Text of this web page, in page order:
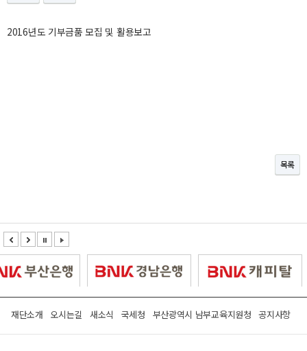
2016년도 기부금품 모집 및 활용보고
목록
재단소개 오시는길 새소식 국세청 부산광역시 남부교육지원청 공지사항